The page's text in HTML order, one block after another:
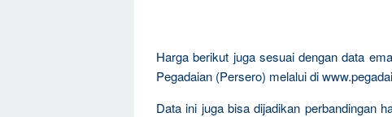
Harga berikut juga sesuai dengan data
Pegadaian (Persero) melalui di
Data ini juga bisa dijadikan perbandingan